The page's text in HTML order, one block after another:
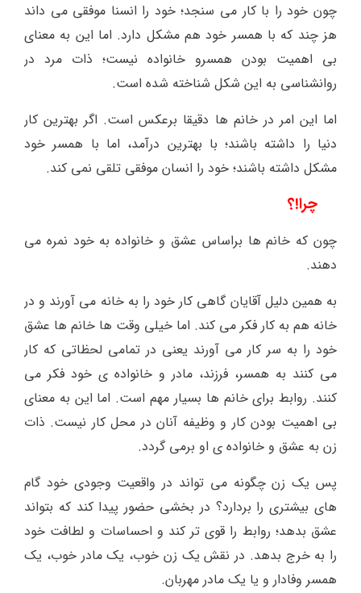
چون خود را با کار می سنجد؛ خود را انسنا موفقی می داند
هز چند که با همسر خود هم مشکل دارد. اما این به معنای
بی اهمیت بودن همسرو خانواده نیست؛ ذات مرد در
روانشناسی به این شکل شناخته شده است.
اما این امر در خانم ها دقیقا برعکس است. اگر بهترین کار
دنیا را داشته باشند؛ با بهترین درآمد، اما با همسر خود
مشکل داشته باشند؛ خود را انسان موفقی تلقی نمی کند.
چرا!؟
چون که خانم ها براساس عشق و خانواده به خود نمره می
دهند.
به همین دلیل آقایان گاهی کار خود را به خانه می آورند و در
خانه هم به کار فکر می کند. اما خیلی وقت ها خانم ها عشق
خود را به سر کار می آورند یعنی در تمامی لحظاتی که کار
می کنند به همسر، فرزند، مادر و خانواده ی خود فکر می
کنند. روابط برای خانم ها بسیار مهم است. اما این به معنای
بی اهمیت بودن کار و وظیفه آنان در محل کار نیست. ذات
زن به عشق و خانواده ی او برمی گردد.
پس یک زن چگونه می تواند در واقعیت وجودی خود گام
های بیشتری را بردارد؟ در بخشی حضور پیدا کند که بتواند
عشق بدهد؛ روابط را قوی تر کند و احساسات و لطافت خود
را به خرج بدهد. در نقش یک زن خوب، یک مادر خوب، یک
همسر وفادار و یا یک مادر مهربان.